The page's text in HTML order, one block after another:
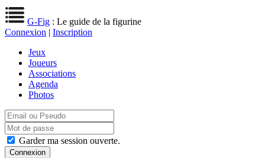
G-Fig : Le guide de la figurine
Connexion | Inscription
Jeux
Joueurs
Associations
Agenda
Photos
Garder ma session ouverte.